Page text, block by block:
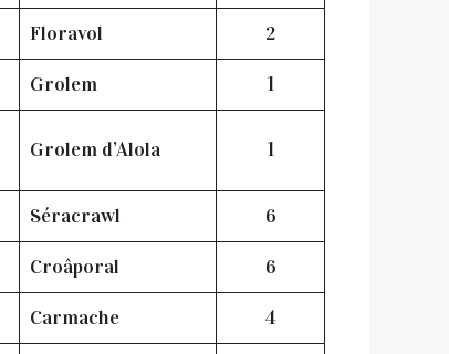
Floravol 2
Grolem 1
Grolem d’Alola 1
Séracrawl 6
Croâporal 6
Carmache 4